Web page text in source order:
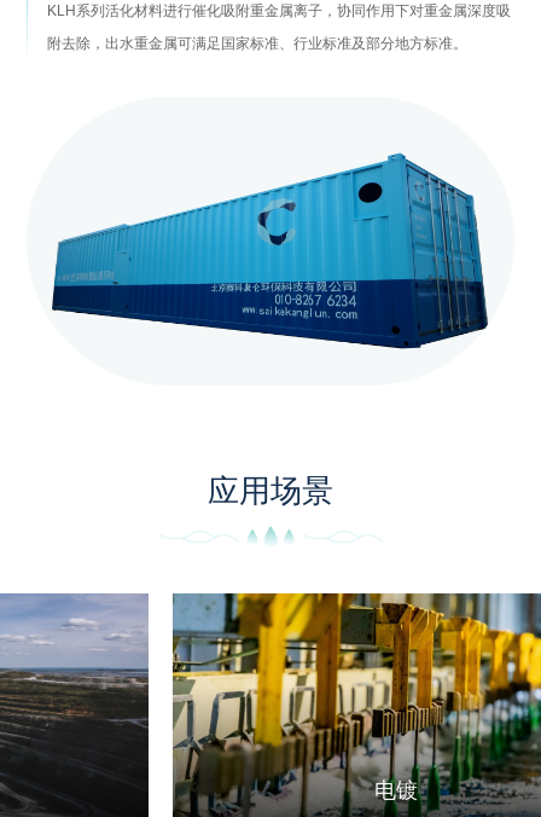
KLH系列活化材料进行催化吸附重金属离子，协同作用下对重金属深度吸
附去除，出水重金属可满足国家标准、行业标准及部分地方标准。
应用场景
电镀